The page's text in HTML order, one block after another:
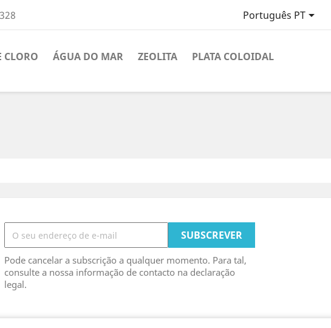
Português PT
CLORO ÁGUA DO MAR ZEOLITA PLATA COLOIDAL
Pode cancelar a subscrição a qualquer momento. Para tal,
consulte a nossa informação de contacto na declaração
legal.